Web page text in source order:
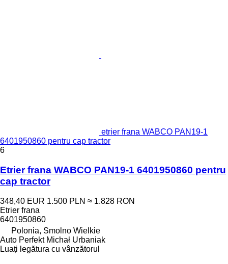
etrier frana WABCO PAN19-1
6401950860 pentru cap tractor
6
Etrier frana WABCO PAN19-1 6401950860 pentru
cap tractor
348,40 EUR 1.500 PLN ≈ 1.828 RON
Etrier frana
6401950860
Polonia, Smolno Wielkie
Auto Perfekt Michał Urbaniak
Luați legătura cu vânzătorul